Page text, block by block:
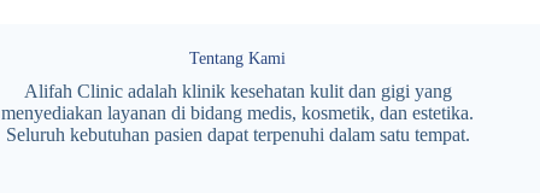
Tentang Kami
Alifah Clinic adalah klinik kesehatan kulit dan gigi yang
menyediakan layanan di bidang medis, kosmetik, dan estetika.
Seluruh kebutuhan pasien dapat terpenuhi dalam satu tempat.